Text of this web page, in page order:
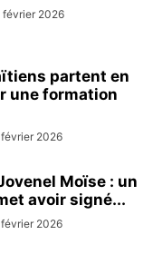
février 2026
partent en
une formation
février 2026
Moïse : un
avoir signé...
février 2026